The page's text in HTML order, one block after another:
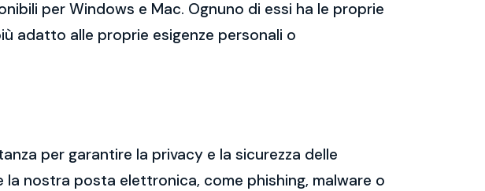
per Windows e Mac. Ognuno di essi ha le proprie
adatto alle proprie esigenze personali o
per garantire la privacy e la sicurezza delle
nostra posta elettronica, come phishing, malware o